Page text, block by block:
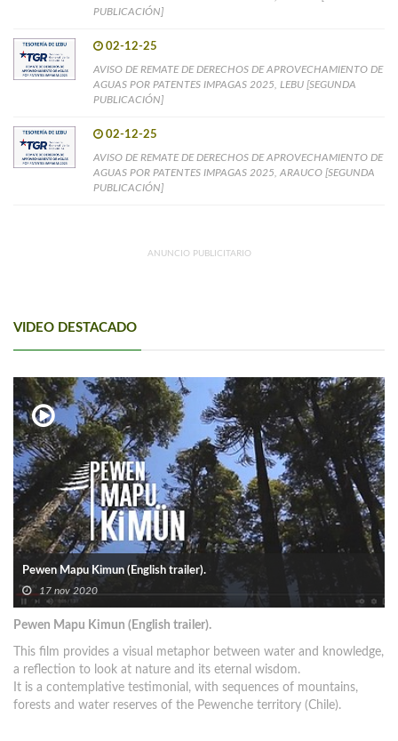
PUBLICACIÓN]
02-12-25
AVISO DE REMATE DE DERECHOS DE APROVECHAMIENTO DE
AGUAS POR PATENTES IMPAGAS 2025, LEBU [SEGUNDA
PUBLICACIÓN]
02-12-25
AVISO DE REMATE DE DERECHOS DE APROVECHAMIENTO DE
AGUAS POR PATENTES IMPAGAS 2025, ARAUCO [SEGUNDA
PUBLICACIÓN]
ANUNCIO PUBLICITARIO
VIDEO DESTACADO
Pewen Mapu Kimun (English trailer).
17 nov 2020
Pewen Mapu Kimun (English trailer).
This film provides a visual metaphor between water and knowledge,
a reflection to look at nature and its eternal wisdom.
It is a contemplative testimonial, with sequences of mountains,
forests and water reserves of the Pewenche territory (Chile).